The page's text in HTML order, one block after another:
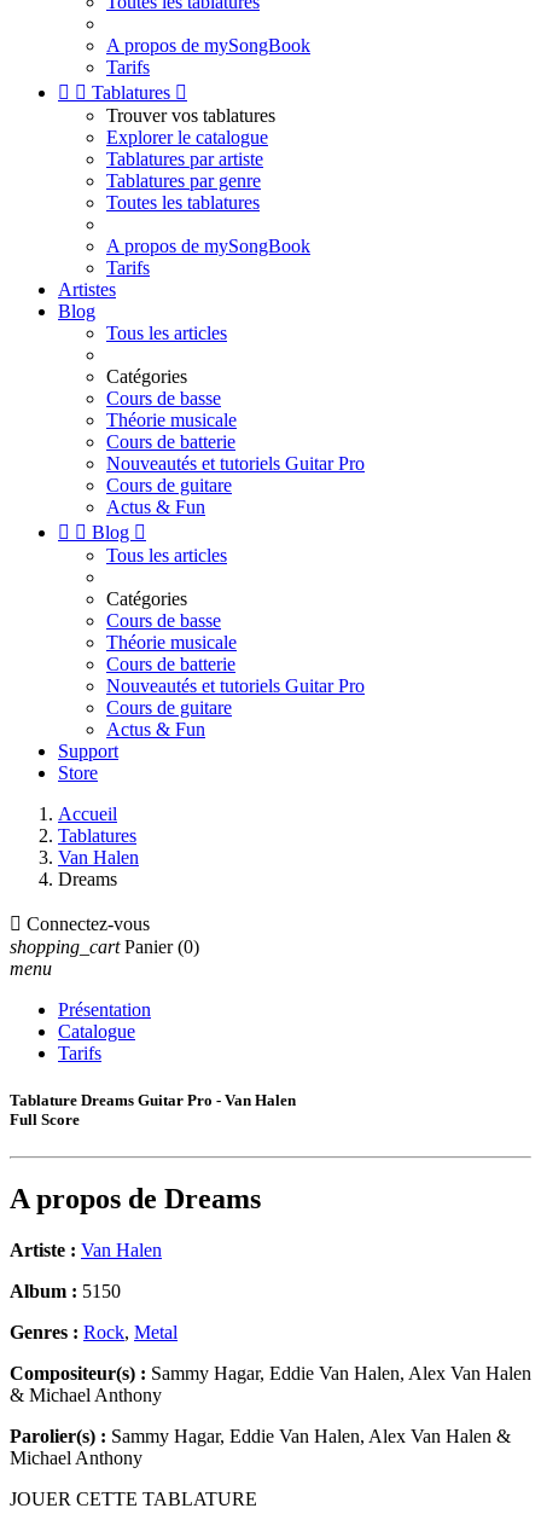
A propos de mySongBook
Tarifs
  Tablatures 
Trouver vos tablatures
Explorer le catalogue
Tablatures par artiste
Tablatures par genre
Toutes les tablatures
A propos de mySongBook
Tarifs
Artistes
Blog
Tous les articles
Catégories
Cours de basse
Théorie musicale
Cours de batterie
Nouveautés et tutoriels Guitar Pro
Cours de guitare
Actus & Fun
  Blog 
Tous les articles
Catégories
Cours de basse
Théorie musicale
Cours de batterie
Nouveautés et tutoriels Guitar Pro
Cours de guitare
Actus & Fun
Support
Store
Accueil
Tablatures
Van Halen
Dreams
 Connectez-vous
shopping_cart Panier (0)
menu
Présentation
Catalogue
Tarifs
Tablature Dreams Guitar Pro - Van Halen
Full Score
A propos de Dreams
Artiste : Van Halen
Album : 5150
Genres : Rock, Metal
Compositeur(s) : Sammy Hagar, Eddie Van Halen, Alex Van Halen
& Michael Anthony
Parolier(s) : Sammy Hagar, Eddie Van Halen, Alex Van Halen &
Michael Anthony
JOUER CETTE TABLATURE